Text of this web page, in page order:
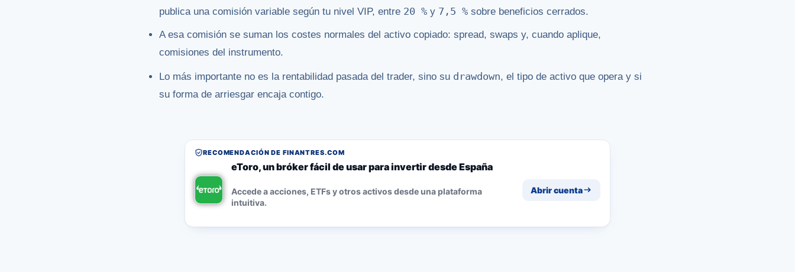
publica una comisión variable según tu nivel VIP, entre 20 % y 7,5 % sobre beneficios cerrados.
A esa comisión se suman los costes normales del activo copiado: spread, swaps y, cuando aplique,
comisiones del instrumento.
Lo más importante no es la rentabilidad pasada del trader, sino su drawdown, el tipo de activo que opera y si
su forma de arriesgar encaja contigo.
RECOMENDACIÓN DE FINANTRES.COM
eToro, un bróker fácil de usar para invertir desde España
Accede a acciones, ETFs y otros activos desde una plataforma
intuitiva.
Abrir cuenta